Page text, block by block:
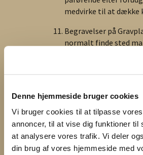
Denne hjemmeside bruger cookies
Vi bruger cookies til at tilpasse
annoncer, til at vise dig funktioner til
at analysere vores trafik. Vi deler
din brug af vores hjemmeside med
medvirke til at dække
Begravelser på
normalt finde sted
fra kl. 9.00 til 14.00
den, der er ansvarlig for den, og
dennes repræsentant.
Der er adgang til
gravpladsen.